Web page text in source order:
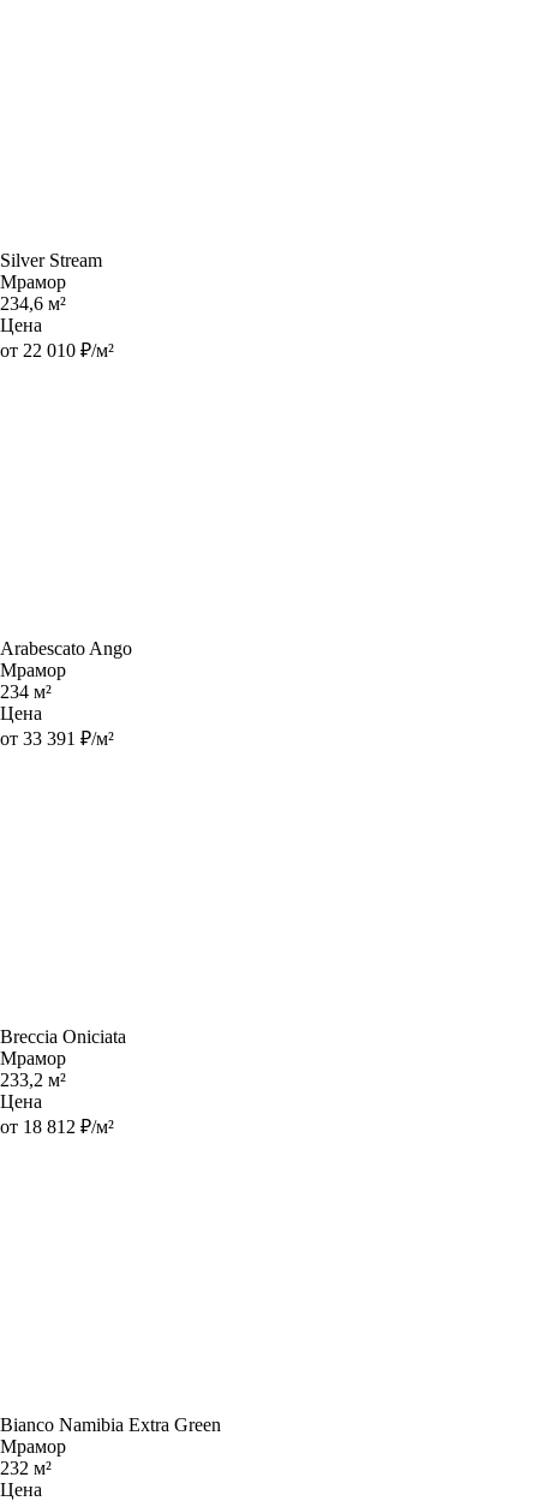
Silver Stream
Мрамор
234,6 м²
Цена
от 22 010 ₽/м²
Arabescato Ango
Мрамор
234 м²
Цена
от 33 391 ₽/м²
Breccia Oniciata
Мрамор
233,2 м²
Цена
от 18 812 ₽/м²
Bianco Namibia Extra Green
Мрамор
232 м²
Цена